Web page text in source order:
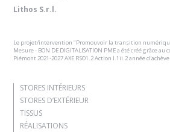
Lithos S.r.l.
Le projet/intervention "Promouvoir la transition
Mesure - BON DE DIGITALISATION PME a été créé grâce au
Piémont 2021-2027 AXE RSO1.2 Action I.1ii.2 année
STORES INTÉRIEURS
STORES D’EXTÉRIEUR
TISSUS
RÉALISATIONS